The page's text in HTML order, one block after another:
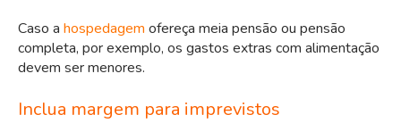
Caso a hospedagem ofereça meia pensão ou pensão
completa, por exemplo, os gastos extras com alimentação
devem ser menores.
Inclua margem para imprevistos